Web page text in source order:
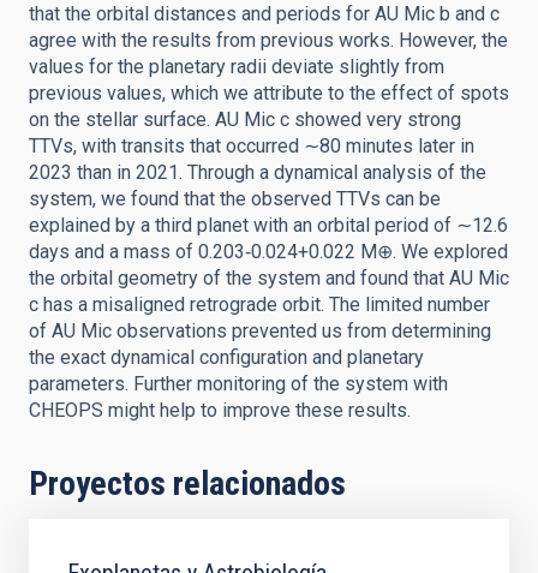
that the orbital distances and periods for AU Mic b and c
agree with the results from previous works. However, the
values for the planetary radii deviate slightly from
previous values, which we attribute to the effect of spots
on the stellar surface. AU Mic c showed very strong
TTVs, with transits that occurred ∼80 minutes later in
2023 than in 2021. Through a dynamical analysis of the
system, we found that the observed TTVs can be
explained by a third planet with an orbital period of ∼12.6
days and a mass of 0.203‑0.024+0.022 M⊕. We explored
the orbital geometry of the system and found that AU Mic
c has a misaligned retrograde orbit. The limited number
of AU Mic observations prevented us from determining
the exact dynamical configuration and planetary
parameters. Further monitoring of the system with
CHEOPS might help to improve these results.
Proyectos relacionados